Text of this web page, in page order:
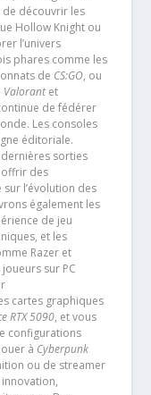
de découvrir les
Hollow Knight ou
l’univers
phares comme les
de CS:GO, ou
Valorantet
de fédérer
Les consoles
éditoriale.
sorties
offrir des
l’évolution des
également les
de jeu
et les
Razer et
sur PC
cartes graphiques
RTX 5090, et vous
configurations
à Cyberpunk
ou de streamer